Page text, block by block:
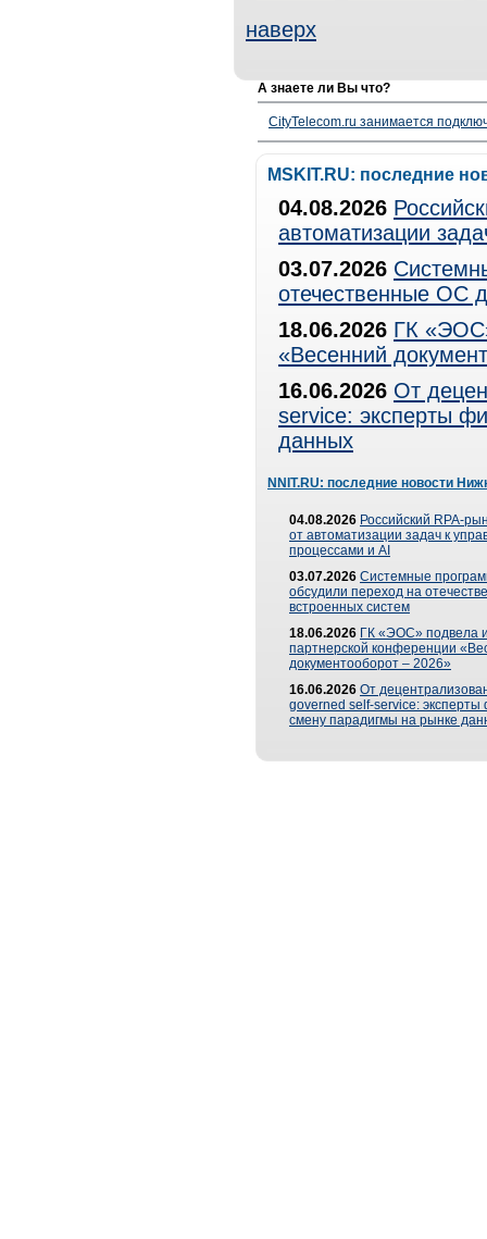
наверх
А знаете ли Вы что?
CityTelecom.ru занимается
MSKIT.RU: последние
04.08.2026
автоматизации
03.07.2026
отечественные ОС
18.06.2026 ГК
«Весенний
16.06.2026 От
service: эксперты
данных
NNIT.RU: последние новости
04.08.2026 Российский RPA-
от автоматизации задач к
процессами и AI
03.07.2026 Системные
обсудили переход на
встроенных систем
18.06.2026 ГК «ЭОС» подвела
партнерской конференции
документооборот – 2026»
16.06.2026 От
governed self-service: эксперты
смену парадигмы на рынке